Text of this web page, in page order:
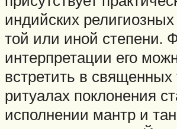
индийских
той или иной степени.
интерпретации его
встретить в священных
ритуалах поклонения
исполнении мантр и